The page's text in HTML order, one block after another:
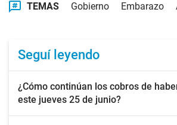
TEMAS Gobierno Embarazo
Seguí leyendo
¿Cómo continúan los cobros de
este jueves 25 de junio?